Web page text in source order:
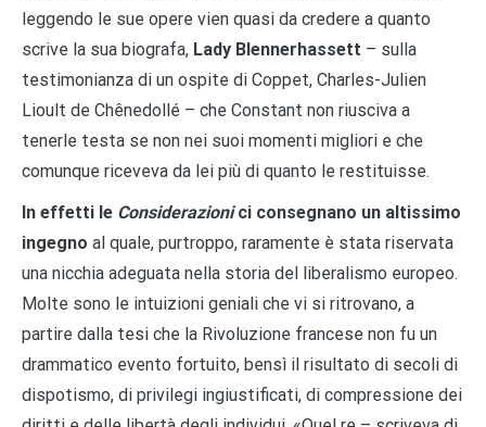
leggendo le sue opere vien quasi da credere a quanto
scrive la sua biografa, Lady Blennerhassett – sulla
testimonianza di un ospite di Coppet, Charles-Julien
Lioult de Chênedollé – che Constant non riusciva a
tenerle testa se non nei suoi momenti migliori e che
comunque riceveva da lei più di quanto le restituisse.
In effetti le Considerazionici consegnano un altissimo
ingegno al quale, purtroppo, raramente è stata riservata
una nicchia adeguata nella storia del liberalismo europeo.
Molte sono le intuizioni geniali che vi si ritrovano, a
partire dalla tesi che la Rivoluzione francese non fu un
drammatico evento fortuito, bensì il risultato di secoli di
dispotismo, di privilegi ingiustificati, di compressione dei